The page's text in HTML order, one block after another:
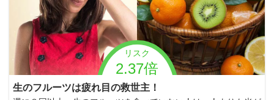
リスク
2.37倍
生のフルーツは疲れ目の救世主！